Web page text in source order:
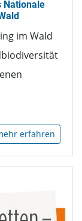
Nationale
im Wald
erfahren